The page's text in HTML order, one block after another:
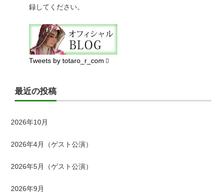
録してください。
Tweets by totaro_r_com
最近の投稿
2026年10月
2026年4月（ゲスト公演）
2026年5月（ゲスト公演）
2026年9月